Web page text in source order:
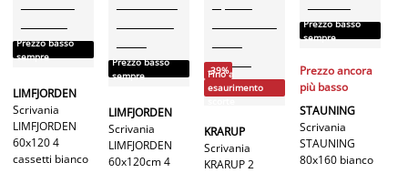
Prezzo basso
sempre
LIMFJORDEN
Scrivania
LIMFJORDEN
60x120 4
cassetti bianco
Prezzo basso
sempre
LIMFJORDEN
Scrivania
LIMFJORDEN
60x120cm 4
-39%
Fino a
esaurimento
KRARUP
Scrivania
KRARUP 2
Prezzo basso
sempre
Prezzo ancora
più basso
STAUNING
Scrivania
STAUNING
80x160 bianco